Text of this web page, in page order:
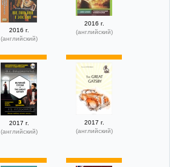
2016 г.
(английский)
2016 г.
(английский)
2017 г.
(английский)
2017 г.
(английский)